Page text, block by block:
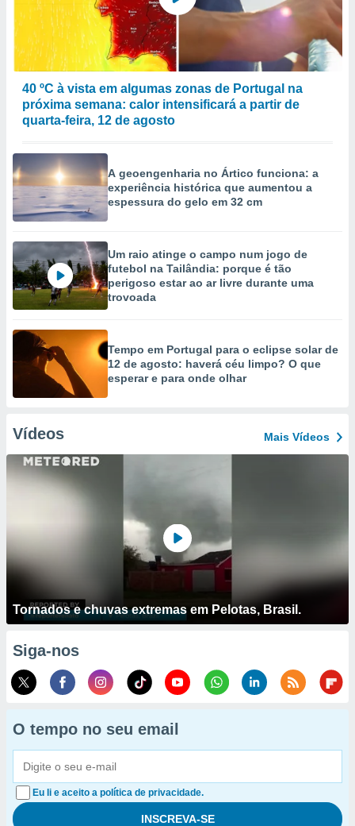
40 ºC à vista em algumas zonas de Portugal na
próxima semana: calor intensificará a partir de
quarta-feira, 12 de agosto
A geoengenharia no Ártico funciona: a
experiência histórica que aumentou a
espessura do gelo em 32 cm
Um raio atinge o campo num jogo de
futebol na Tailândia: porque é tão
perigoso estar ao ar livre durante uma
trovoada
Tempo em Portugal para o eclipse solar de
12 de agosto: haverá céu limpo? O que
esperar e para onde olhar
Vídeos Mais Vídeos
Tornados e chuvas extremas em Pelotas, Brasil.
Siga-nos
O tempo no seu email
Eu li e aceito a política de privacidade.